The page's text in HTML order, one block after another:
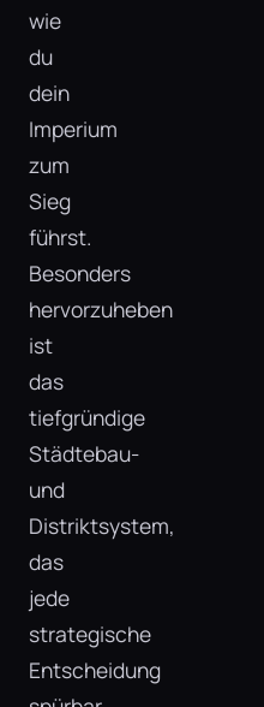
wie
du
dein
Imperium
zum
Sieg
führst.
Besonders
hervorzuheben
ist
das
tiefgründige
Städtebau-
und
Distriktsystem,
das
jede
strategische
Entscheidung